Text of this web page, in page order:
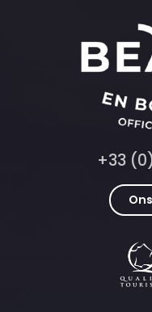
+33